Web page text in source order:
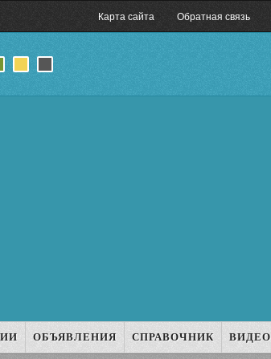
Карта сайта Обратная связь
ОБЪЯВЛЕНИЯ СПРАВОЧНИК ВИДЕО